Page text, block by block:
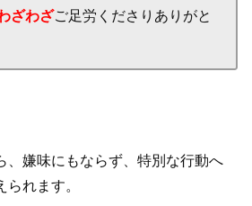
ざわざご足労くださりありがと
、嫌味にもならず、特別な行動へ
れます。